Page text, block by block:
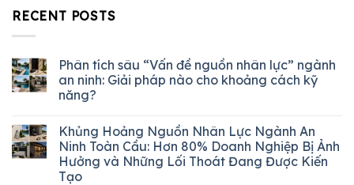
RECENT POSTS
Phân tích sâu “Vấn đề nguồn nhân lực” ngành
an ninh: Giải pháp nào cho khoảng cách kỹ
năng?
Khủng Hoảng Nguồn Nhân Lực Ngành An
Ninh Toàn Cầu: Hơn 80% Doanh Nghiệp Bị Ảnh
Hưởng và Những Lối Thoát Đang Được Kiến
Tạo